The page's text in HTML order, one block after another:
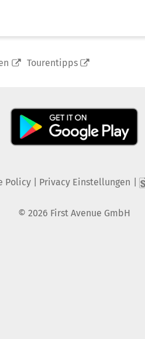
Tourentipps
Policy| Privacy Einstellungen
© 2026 First Avenue GmbH